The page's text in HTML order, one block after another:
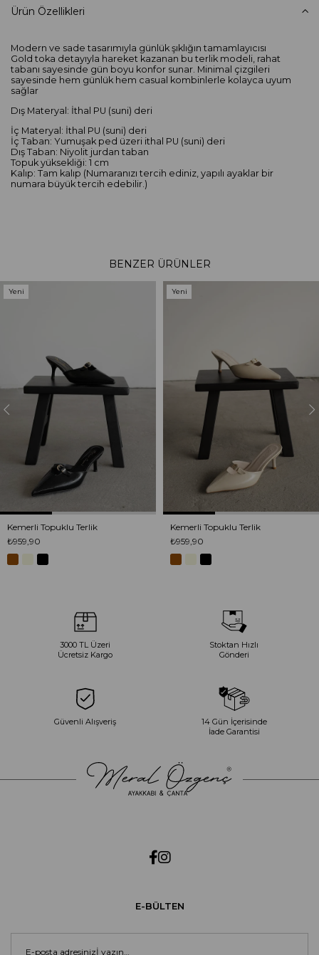
Ürün Özellikleri
Modern ve sade tasarımıyla günlük şıklığın tamamlayıcısı
Gold toka detayıyla hareket kazanan bu terlik modeli, rahat
tabanı sayesinde gün boyu konfor sunar. Minimal çizgileri
sayesinde hem günlük hem casual kombinlerle kolayca uyum
sağlar
Dış Materyal: İthal PU (suni) deri
İç Materyal: İthal PU (suni) deri
İç Taban: Yumuşak ped üzeri ithal PU (suni) deri
Dış Taban: Niyolit jurdan taban
Topuk yüksekliği: 1 cm
Kalıp: Tam kalıp (Numaranızı tercih ediniz, yapılı ayaklar bir
numara büyük tercih edebilir.)
BENZER ÜRÜNLER
Kemerli Topuklu Terlik
₺959,90
Yeni
Kemerli Topuklu Terlik
₺959,90
Yeni
3000 TL Üzeri
Ücretsiz Kargo
Stoktan Hızlı
Gönderi
Güvenli Alışveriş
14 Gün İçerisinde
İade Garantisi
E-BÜLTEN